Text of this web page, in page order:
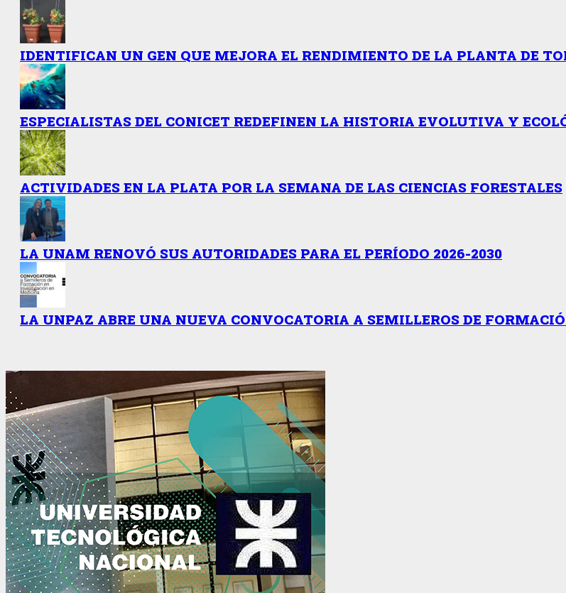
IDENTIFICAN UN GEN QUE MEJORA EL RENDIMIENTO DE LA PLANTA DE
ESPECIALISTAS DEL CONICET REDEFINEN LA HISTORIA EVOLUTIVA Y
ACTIVIDADES EN LA PLATA POR LA SEMANA DE LAS CIENCIAS FORESTALES
LA UNAM RENOVÓ SUS AUTORIDADES PARA EL PERÍODO 2026-2030
LA UNPAZ ABRE UNA NUEVA CONVOCATORIA A SEMILLEROS DE